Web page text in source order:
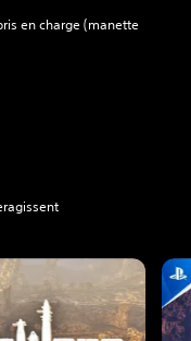
en charge (manette